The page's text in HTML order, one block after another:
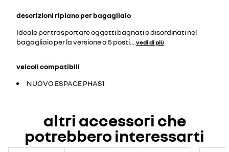
descrizioni ripiano per bagagliaio
Ideale per trasportare oggetti bagnati o disordinati nel
bagagliaio per la versione a 5 posti.
vedi di più
veicoli compatibili
NUOVO ESPACE PHAS1
altri accessori che
potrebbero interessarti